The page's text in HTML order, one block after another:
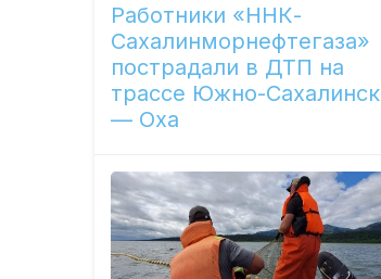
Работники «ННК-
Сахалинморнефтегаза»
пострадали в ДТП на
трассе Южно-Сахалинск
— Оха